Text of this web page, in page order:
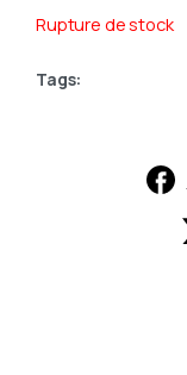
Rupture de stock
Tags: